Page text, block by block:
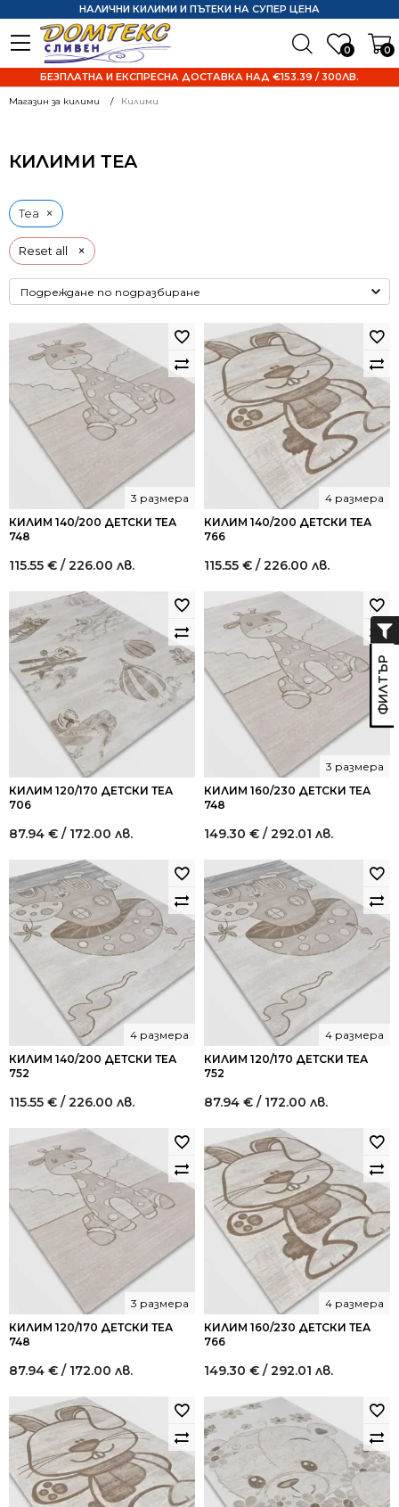
0 0
НАЛИЧНИ КИЛИМИ И ПЪТЕКИ НА СУПЕР ЦЕНА
БЕЗПЛАТНА И ЕКСПРЕСНА ДОСТАВКА НАД €153.39 / 300ЛВ.
Магазин за килими Килими
КИЛИМИ ТЕА
Reset all ×
Теа ×
КИЛИМ 140/200 ДЕТСКИ ТЕА
748
3 размера
115.55 € / 226.00 лв.
КИЛИМ 140/200 ДЕТСКИ ТЕА
766
4 размера
115.55 € / 226.00 лв.
КИЛИМ 120/170 ДЕТСКИ ТЕА
706
87.94 € / 172.00 лв.
КИЛИМ 160/230 ДЕТСКИ ТЕА
748
3 размера
149.30 € / 292.01 лв.
КИЛИМ 140/200 ДЕТСКИ ТЕА
752
4 размера
115.55 € / 226.00 лв.
КИЛИМ 120/170 ДЕТСКИ ТЕА
752
4 размера
87.94 € / 172.00 лв.
КИЛИМ 120/170 ДЕТСКИ ТЕА
748
3 размера
87.94 € / 172.00 лв.
КИЛИМ 160/230 ДЕТСКИ ТЕА
766
4 размера
149.30 € / 292.01 лв.